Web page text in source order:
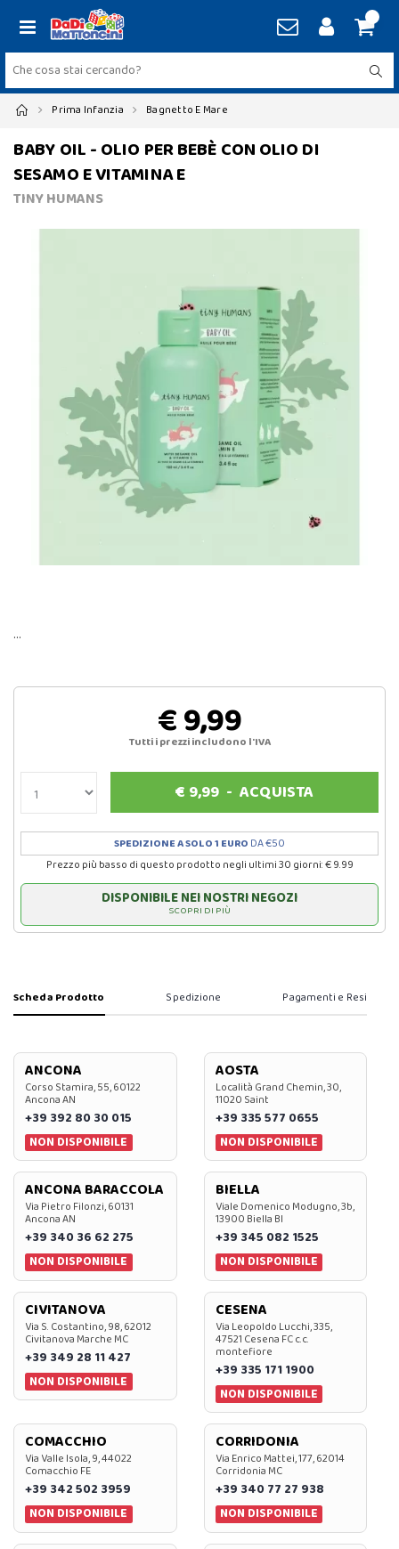
Prima Infanzia Bagnetto E Mare
BABY OIL - OLIO PER BEBÈ CON OLIO DI
SESAMO E VITAMINA E
TINY HUMANS
…
€ 9,99
Tutti i prezzi includono l'IVA
€ 9,99 -ACQUISTA
SPEDIZIONE A SOLO 1 EURO DA €50
Prezzo più basso di questo prodotto negli ultimi 30 giorni: € 9.99
DISPONIBILE NEI NOSTRI NEGOZI
SCOPRI DI PIÙ
Scheda Prodotto Spedizione Pagamenti e Resi
ANCONA
Corso Stamira, 55, 60122
Ancona AN
+39 392 80 30 015
NON DISPONIBILE
AOSTA
Località Grand Chemin, 30,
11020 Saint
+39 335 577 0655
NON DISPONIBILE
ANCONA BARACCOLA
Via Pietro Filonzi, 60131
Ancona AN
+39 340 36 62 275
NON DISPONIBILE
BIELLA
Viale Domenico Modugno, 3b,
13900 Biella BI
+39 345 082 1525
NON DISPONIBILE
CIVITANOVA
Via S. Costantino, 98, 62012
Civitanova Marche MC
+39 349 28 11 427
NON DISPONIBILE
CESENA
Via Leopoldo Lucchi, 335,
47521 Cesena FC c.c.
montefiore
+39 335 171 1900
NON DISPONIBILE
COMACCHIO
Via Valle Isola, 9, 44022
Comacchio FE
+39 342 502 3959
NON DISPONIBILE
CORRIDONIA
Via Enrico Mattei, 177, 62014
Corridonia MC
+39 340 77 27 938
NON DISPONIBILE